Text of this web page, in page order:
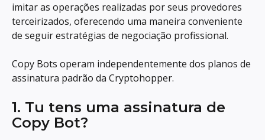
imitar as operações realizadas por seus provedores
terceirizados, oferecendo uma maneira conveniente
de seguir estratégias de negociação profissional.
Copy Bots operam independentemente dos planos de
assinatura padrão da Cryptohopper.
1. Tu tens uma assinatura de
Copy Bot?